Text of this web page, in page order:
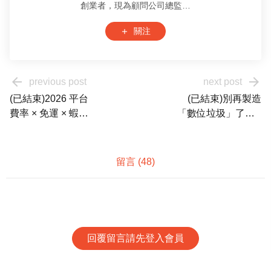
創業者，現為顧問公司總監；
商與亞馬遜歐美、日本市場；
善於邏輯分析、體驗架構、廣
案，實體店、官網、社群、海
外銷售、跨海專案經驗。服務
過年營收30萬至1.5億企業，幫
助超過90%客戶成功提升獲利
add 關注
arrow_back
previous post
(已結束)2026 平台
費率 × 免運 × 蝦
arrow_forward
next post
(已結束)別再製造
「數位垃圾」了！A
留言 (48)
回覆留言請先登入會員